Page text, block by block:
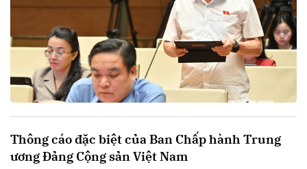
Thông cáo đặc biệt của Ban Chấp hành Trung
ương Đảng Cộng sản Việt Nam